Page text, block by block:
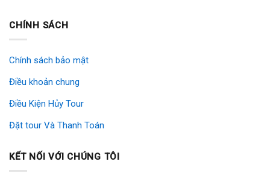
CHÍNH SÁCH
Chính sách bảo mật
Điều khoản chung
Điều Kiện Hủy Tour
Đặt tour Và Thanh Toán
KẾT NỐI VỚI CHÚNG TÔI